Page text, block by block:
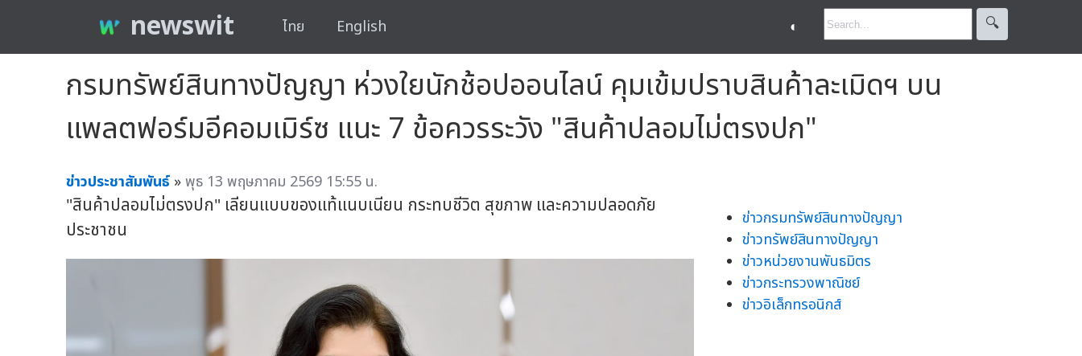
newswit ไทย English ◐ 🔍︎
กรมทรัพย์สินทางปัญญา ห่วงใยนักช้อปออนไลน์ คุมเข้มปราบสินค้าละเมิดฯ บน
แพลตฟอร์มอีคอมเมิร์ซ แนะ 7 ข้อควรระวัง "สินค้าปลอมไม่ตรงปก"
ข่าวประชาสัมพันธ์ »พุธ 13 พฤษภาคม 2569 15:55 น.
"สินค้าปลอมไม่ตรงปก" เลียนแบบของแท้แนบเนียน กระทบชีวิต สุขภาพ และความปลอดภัย
ประชาชน
ข่าวกรมทรัพย์สินทางปัญญา
ข่าวทรัพย์สินทางปัญญา
ข่าวหน่วยงานพันธมิตร
ข่าวกระทรวงพาณิชย์
ข่าวอิเล็กทรอนิกส์